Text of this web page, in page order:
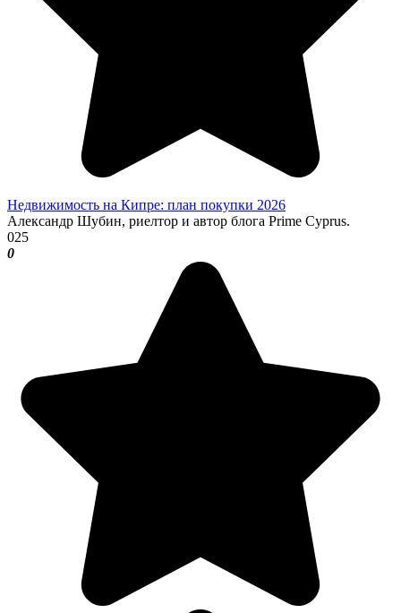
Недвижимость на Кипре: план покупки 2026
Александр Шубин, риелтор и автор блога Prime Cyprus.
025
0